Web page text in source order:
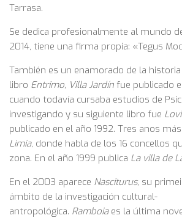
Tarrasa.
Se dedica profesionalmente al mundo
2014, tiene una firma propia: «Tegus
También es un enamorado de la
libro Entrimo, Villa Jardín fue publicado
cuando todavía cursaba estudios de
investigando y su siguiente libro fue
publicado en el año 1992. Tres anos
Limia, donde habla de los 16 concellos
zona. En el año 1999 publica La villa de
En el 2003 aparece Nasciturus, su
ámbito de la investigación cultural-
antropológica. Ramboiaes la última